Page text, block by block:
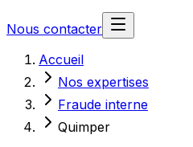
Nous contacter
Accueil
Nos expertises
Fraude interne
Quimper